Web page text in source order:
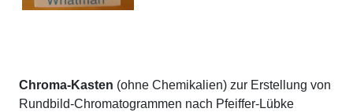
Chroma-Kasten (ohne Chemikalien) zur Erstellung von
Rundbild-Chromatogrammen nach Pfeiffer-Lübke